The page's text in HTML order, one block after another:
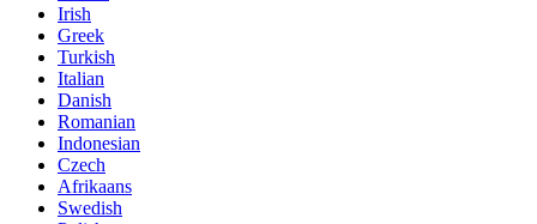
Irish
Greek
Turkish
Italian
Danish
Romanian
Indonesian
Czech
Afrikaans
Swedish